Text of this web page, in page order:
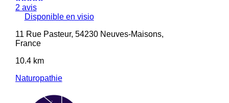
2 avis
Disponible en visio
11 Rue Pasteur, 54230 Neuves-Maisons,
France
10.4 km
Naturopathie